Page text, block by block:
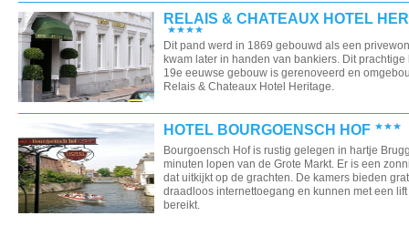
RELAIS & CHATEAUX HOTEL
Dit pand werd in 1869 gebouwd als een
kwam later in handen van bankiers. Dit prachtige
19e eeuwse gebouw is gerenoveerd en
Relais & Chateaux Hotel Heritage.
HOTEL BOURGOENSCH HOF
Bourgoensch Hof is rustig gelegen in hartje
minuten lopen van de Grote Markt. Er is een
dat uitkijkt op de grachten. De kamers bieden
draadloos internettoegang en kunnen met een
bereikt.